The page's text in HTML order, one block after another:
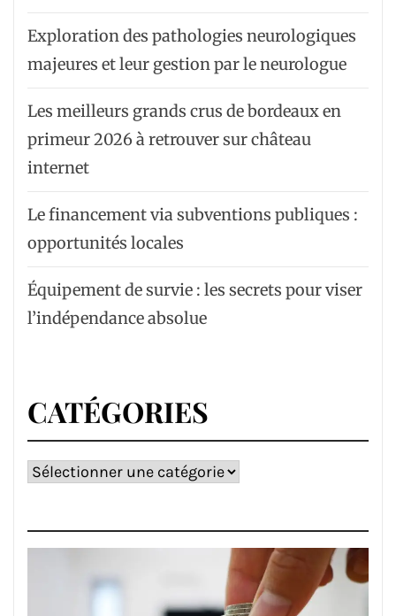
Exploration des pathologies neurologiques
majeures et leur gestion par le neurologue
Les meilleurs grands crus de bordeaux en
primeur 2026 à retrouver sur château
internet
Le financement via subventions publiques :
opportunités locales
Équipement de survie : les secrets pour viser
l’indépendance absolue
CATÉGORIES
Catégories